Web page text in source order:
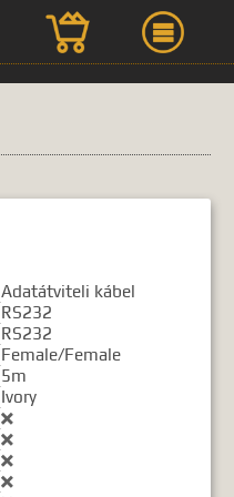
Adatátviteli kábel
RS232
RS232
Female/Female
5m
Ivory



